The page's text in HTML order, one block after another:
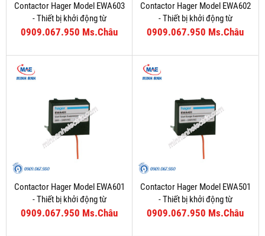
Contactor Hager Model EWA603
- Thiết bị khởi động từ
0909.067.950 Ms.Châu
Contactor Hager Model EWA602
- Thiết bị khởi động từ
0909.067.950 Ms.Châu
Contactor Hager Model EWA601
- Thiết bị khởi động từ
0909.067.950 Ms.Châu
Contactor Hager Model EWA501
- Thiết bị khởi động từ
0909.067.950 Ms.Châu